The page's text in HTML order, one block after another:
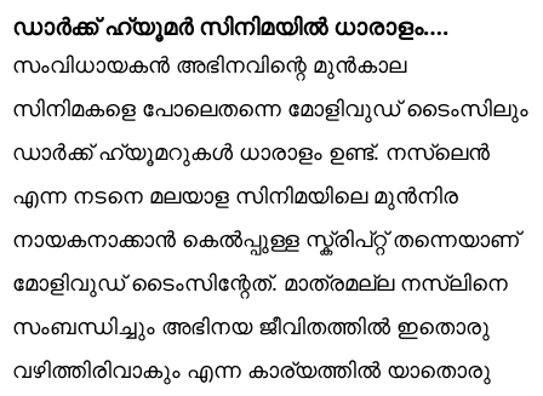
ഡാർക്ക് ഹ്യൂമർ സിനിമയിൽ ധാരാളം….
സംവിധായകൻ അഭിനവിന്റെ മുൻകാല
സിനിമകളെ പോലെതന്നെ മോളിവുഡ് ടൈംസിലും
ഡാർക്ക് ഹ്യൂമറുകൾ ധാരാളം ഉണ്ട്. നസ്ലെൻ
എന്ന നടനെ മലയാള സിനിമയിലെ മുൻനിര
നായകനാക്കാൻ കെൽപ്പുള്ള സ്ക്രിപ്റ്റ് തന്നെയാണ്
മോളിവുഡ് ടൈംസിന്റേത്. മാത്രമല്ല നസ്ലിനെ
സംബന്ധിച്ചും അഭിനയ ജീവിതത്തിൽ ഇതൊരു
വഴിത്തിരിവാകും എന്ന കാര്യത്തിൽ യാതൊരു